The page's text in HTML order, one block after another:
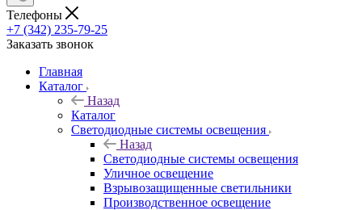
Телефоны
+7 (342) 235-79-25
Заказать звонок
Главная
Каталог
Назад
Каталог
Светодиодные системы освещения
Назад
Светодиодные системы освещения
Уличное освещение
Взрывозащищенные светильники
Производственное освещение